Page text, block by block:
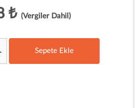
₺ (Vergiler Dahil)
Sepete Ekle